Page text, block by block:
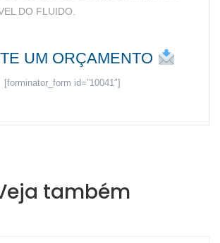
DO FLUIDO.
UM ORÇAMENTO
[forminator_form id=”10041″]
também